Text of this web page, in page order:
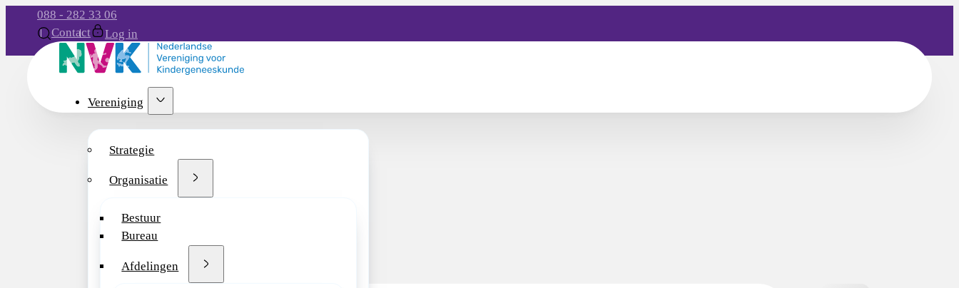
088 - 282 33 06
Contact
Log in
Vereniging
Strategie
Organisatie
Bestuur
Bureau
Afdelingen